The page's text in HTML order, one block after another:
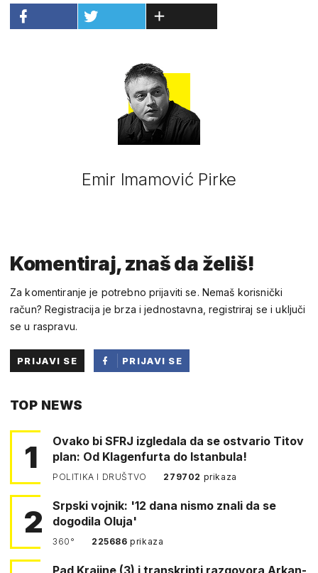
Emir Imamović Pirke
Komentiraj, znaš da želiš!
Za komentiranje je potrebno prijaviti se. Nemaš korisnički
račun? Registracija je brza i jednostavna, registriraj se i uključi
se u raspravu.
PRIJAVI SE
PRIJAVI SE
TOP NEWS
1
Ovako bi SFRJ izgledala da se ostvario Titov
plan: Od Klagenfurta do Istanbula!
POLITIKA I DRUŠTVO 279702 prikaza
2
Srpski vojnik: '12 dana nismo znali da se
dogodila Oluja'
360° 225686prikaza
Pad Krajine (3) i transkripti razgovora Arkan-